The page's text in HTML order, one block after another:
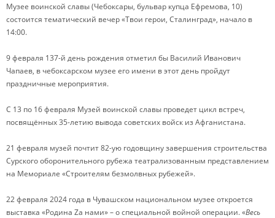
Музее воинской славы (Чебоксары, бульвар купца Ефремова, 10)
состоится тематический вечер «Твои герои, Сталинград», начало в
14:00.
9 февраля 137-й день рождения отметил бы Василий Иванович
Чапаев, в чебоксарском музее его имени в этот день пройдут
праздничные мероприятия.
С 13 по 16 февраля Музей воинской славы проведет цикл встреч,
посвящённых 35-летию вывода советских войск из Афганистана.
21 февраля музей почтит 82-ую годовщину завершения строительства
Сурского оборонительного рубежа театрализованным представлением
на Мемориале «Строителям безмолвных рубежей».
22 февраля 2024 года в Чувашском национальном музее откроется
выставка «Родина Zа нами» – о специальной войной операции. «Весь